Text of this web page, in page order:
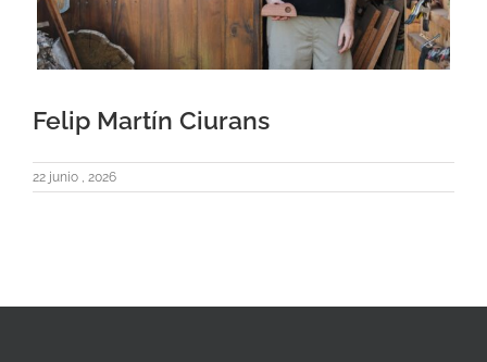
Felip Martín Ciurans
22 junio , 2026